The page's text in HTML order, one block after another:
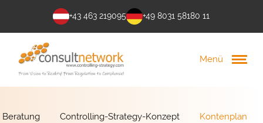
+43 463 219095 +49 8031 58180 11
Menü
Beratung Controlling-Strategy-Konzept Kontenplan